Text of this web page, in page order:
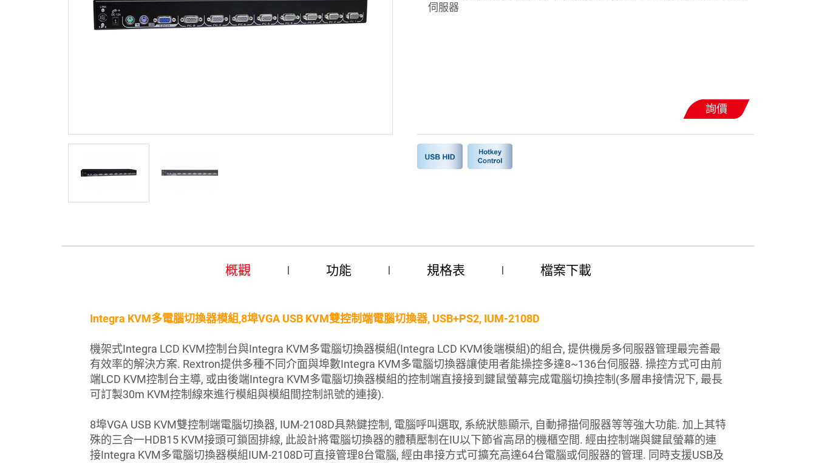
伺服器
詢價
概觀 功能 規格表 檔案下載
Integra KVM多電腦切換器模組,8埠VGA USB KVM雙控制端電腦切換器, USB+PS2, IUM-2108D
機架式Integra LCD KVM控制台與Integra KVM多電腦切換器模組(Integra LCD KVM後端模組)的組合, 提供機房多伺服器管理最完善最
有效率的解決方案. Rextron提供多種不同介面與埠數Integra KVM多電腦切換器讓使用者能操控多達8~136台伺服器. 操控方式可由前
端LCD KVM控制台主導, 或由後端Integra KVM多電腦切換器模組的控制端直接接到鍵鼠螢幕完成電腦切換控制(多層串接情況下, 最長
可訂製30m KVM控制線來進行模組與模組間控制訊號的連接).
8埠VGA USB KVM雙控制端電腦切換器, IUM-2108D具熱鍵控制, 電腦呼叫選取, 系統狀態顯示, 自動掃描伺服器等等強大功能. 加上其特
殊的三合一HDB15 KVM接頭可鎖固排線, 此設計將電腦切換器的體積壓制在IU以下節省高昂的機櫃空間. 經由控制端與鍵鼠螢幕的連
接Integra KVM多電腦切換器模組IUM-2108D可直接管理8台電腦, 經由串接方式可擴充高達64台電腦或伺服器的管理. 同時支援USB及